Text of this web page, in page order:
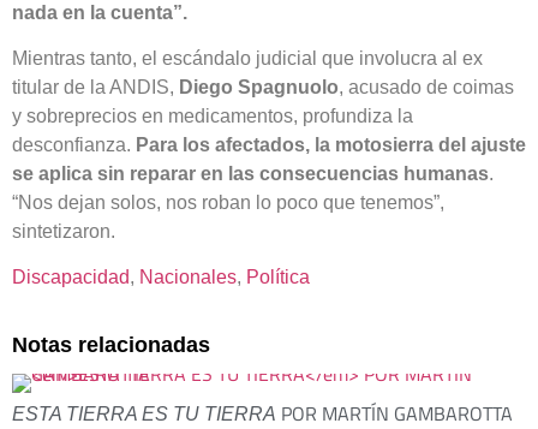
nada en la cuenta”.
Mientras tanto, el escándalo judicial que involucra al ex
titular de la ANDIS, Diego Spagnuolo, acusado de coimas
y sobreprecios en medicamentos, profundiza la
desconfianza. Para los afectados, la motosierra del ajuste
se aplica sin reparar en las consecuencias humanas.
“Nos dejan solos, nos roban lo poco que tenemos”,
sintetizaron.
Discapacidad, Nacionales, Política
Notas relacionadas
ESTA TIERRA ES TU TIERRA POR MARTÍN GAMBAROTTA